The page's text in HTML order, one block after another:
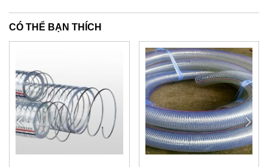
CÓ THỂ BẠN THÍCH